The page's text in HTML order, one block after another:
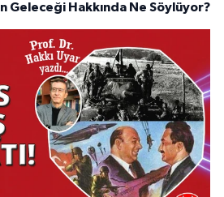
Geleceği Hakkında Ne Söylüyor?